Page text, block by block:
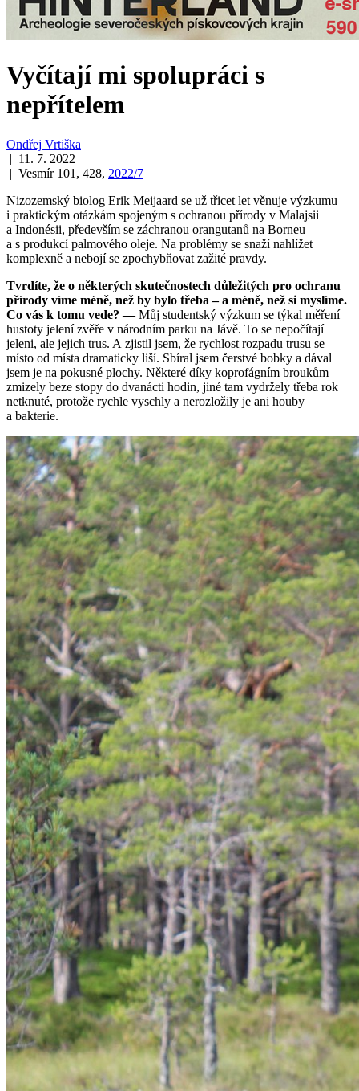
Vyčítají mi spolupráci s
nepřítelem
Ondřej Vrtiška
| 11. 7. 2022
| Vesmír 101, 428, 2022/7
Nizozemský biolog Erik Meijaard se už třicet let věnuje výzkumu
i praktickým otázkám spojeným s ochranou přírody v Malajsii
a Indonésii, především se záchranou orangutanů na Borneu
a s produkcí palmového oleje. Na problémy se snaží nahlížet
komplexně a nebojí se zpochybňovat zažité pravdy.
Tvrdíte, že o některých skutečnostech důležitých pro ochranu
přírody víme méně, než by bylo třeba – a méně, než si myslíme.
Co vás k tomu vede? —Můj studentský výzkum se týkal měření
hustoty jelení zvěře v národním parku na Jávě. To se nepočítají
jeleni, ale jejich trus. A zjistil jsem, že rychlost rozpadu trusu se
místo od místa dramaticky liší. Sbíral jsem čerstvé bobky a dával
jsem je na pokusné plochy. Některé díky koprofágním broukům
zmizely beze stopy do dvanácti hodin, jiné tam vydržely třeba rok
netknuté, protože rychle vyschly a nerozložily je ani houby
a bakterie.